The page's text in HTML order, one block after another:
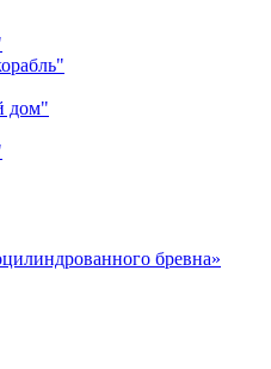
дом"
бревна»